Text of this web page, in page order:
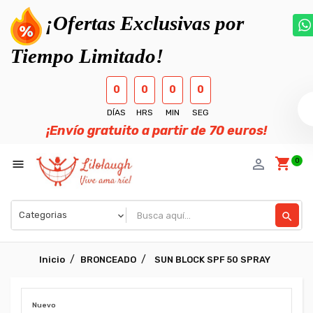
¡Ofertas Exclusivas por
Tiempo Limitado!
0
DÍAS
0
HRS
0
MIN
0
SEG
¡Envío gratuito a partir de 70 euros!
 shopping_cart 0
person_outline
search
Inicio BRONCEADO SUN BLOCK SPF 50 SPRAY
Nuevo